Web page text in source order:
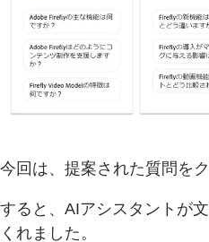
今回は、提案された質問を
すると、AIアシスタントが
くれました。